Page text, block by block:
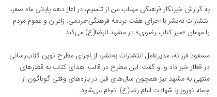
به گزارش خبرنگار فرهنگی مهتاب من از تنسیم، در اغاز دهه پایانی ماه صفر،
انتشارات به‌نشر با اجرای هفت برنامه فرهنگی-مردمی، زائران و عموم مردم
را مهمان «میز کتاب رضوی» در مشهد الرضا(ع) می‌کند.
مسعود فرزانه، مدیرعامل انتشارات به‌نشر، از اجرای مطرح نوین کتاب‌رسانی
در قطار خبر داد و او گفت: این مطرح در قالب اهدای کتاب به قطارهای
منتهی به مشهد نیز همچون سال‌های قبل در بازه‌های وقتی گوناگون از
جمله نوروز یا شهادت امام رضا(ع) انجام می‌شود.